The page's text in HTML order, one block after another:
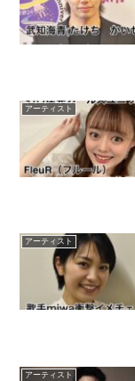
アーティスト
アーティスト
アーティスト